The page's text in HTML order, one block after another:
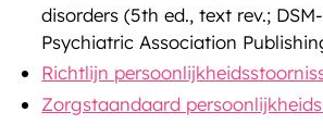
disorders (5th ed., text rev.;
Psychiatric Association
Richtlijn
Zorgstaandaard